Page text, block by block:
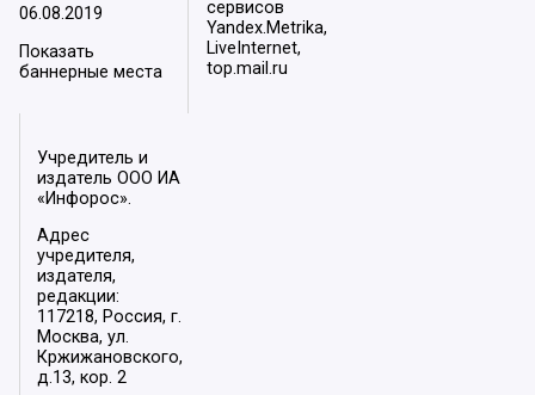
06.08.2019
Показать
баннерные места
сервисов
Yandex.Metrika,
LiveInternet,
top.mail.ru
Учредитель и
издатель ООО ИА
«Инфорос».
Адрес
учредителя,
издателя,
редакции:
117218, Россия, г.
Москва, ул.
Кржижановского,
д.13, кор. 2